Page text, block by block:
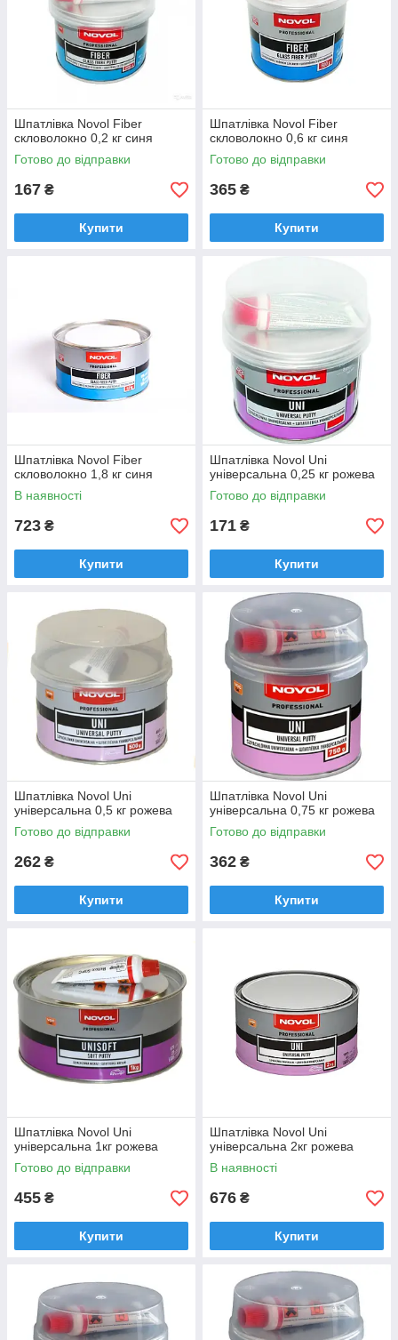
Шпатлівка Novol Fiber
скловолокно 0,2 кг синя
Готово до відправки
167 ₴
Купити
Шпатлівка Novol Fiber
скловолокно 0,6 кг синя
Готово до відправки
365 ₴
Купити
Шпатлівка Novol Fiber
скловолокно 1,8 кг синя
В наявності
723 ₴
Купити
Шпатлівка Novol Uni
універсальна 0,25 кг рожева
Готово до відправки
171 ₴
Купити
Шпатлівка Novol Uni
універсальна 0,5 кг рожева
Готово до відправки
262 ₴
Купити
Шпатлівка Novol Uni
універсальна 0,75 кг рожева
Готово до відправки
362 ₴
Купити
Шпатлівка Novol Uni
універсальна 1кг рожева
Готово до відправки
455 ₴
Купити
Шпатлівка Novol Uni
універсальна 2кг рожева
В наявності
676 ₴
Купити